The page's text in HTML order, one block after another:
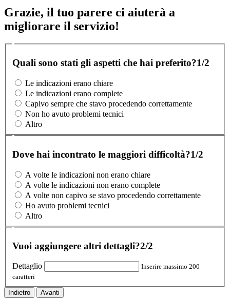
Grazie, il tuo parere ci aiuterà a
migliorare il servizio!
Quali sono stati gli aspetti che hai preferito?1/2
Le indicazioni erano chiare
Le indicazioni erano complete
Capivo sempre che stavo procedendo correttamente
Non ho avuto problemi tecnici
Altro
Dove hai incontrato le maggiori difficoltà?1/2
A volte le indicazioni non erano chiare
A volte le indicazioni non erano complete
A volte non capivo se stavo procedendo correttamente
Ho avuto problemi tecnici
Altro
Vuoi aggiungere altri dettagli?2/2
Dettaglio
Inserire massimo 200
caratteri
Indietro Avanti